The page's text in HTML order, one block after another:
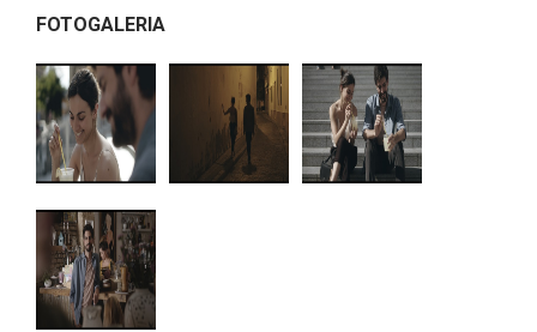
FOTOGALERIA